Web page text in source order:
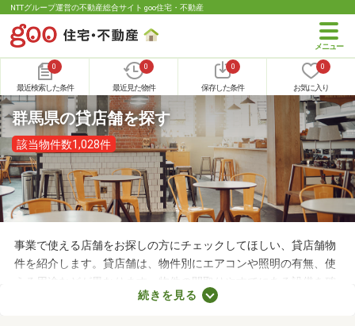
NTTグループ運営の不動産総合サイト goo住宅・不動産
0
最近検索した条件
0
最近見た物件
0
保存した条件
0
お気に入り
群馬県の貸店舗を探す
該当物件数1,028件
事業で使える店舗をお探しの方にチェックしてほしい、貸店舗物
件を紹介します。貸店舗は、物件別にエアコンや照明の有無、使
える用途などが異なります。物件の間取りやすでにある設備を確
認したうえで、内見を申し込むことがおすすめです。店舗の家賃
続きを見る